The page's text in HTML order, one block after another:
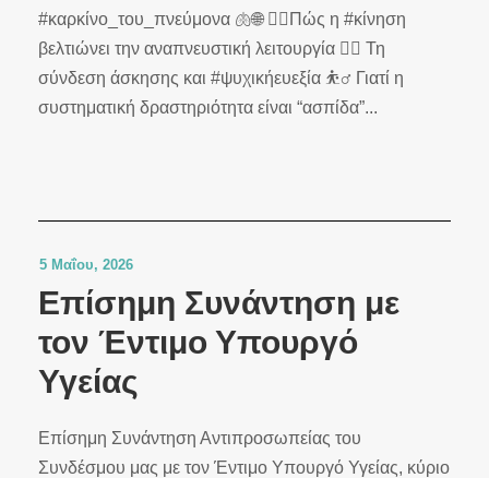
#καρκίνο_του_πνεύμονα 🫁🌐 🤸‍♂️Πώς η #κίνηση
βελτιώνει την αναπνευστική λειτουργία 🏄‍♀️ Τη
σύνδεση άσκησης και #ψυχικήευεξία ⛹️‍♂️ Γιατί η
συστηματική δραστηριότητα είναι “ασπίδα”...
5 Μαΐου, 2026
Επίσημη Συνάντηση με
τον Έντιμο Υπουργό
Υγείας
Επίσημη Συνάντηση Αντιπροσωπείας του
Συνδέσμου μας με τον Έντιμο Υπουργό Υγείας, κύριο